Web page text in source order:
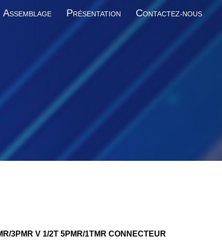
ASSEMBLAGE PRÉSENTATION CONTACTEZ-NOUS
3PMR V 1/2T 5PMR/1TMR CONNECTEUR